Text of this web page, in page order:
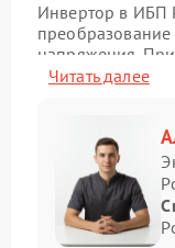
Инвертор в ИБП
преобразование
напряжения. При
теряет
Определить
признакам:
Читать далее